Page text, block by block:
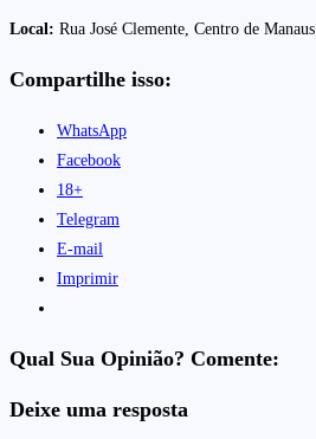
Local: Rua José Clemente, Centro de Manaus
Compartilhe isso:
WhatsApp
Facebook
18+
Telegram
E-mail
Imprimir
Qual Sua Opinião? Comente:
Deixe uma resposta